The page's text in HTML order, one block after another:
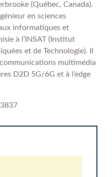
(Québec, Canada).
en sciences
informatiques et
à l’INSAT (Institut
et de Technologie). Il
multimédia
D2D 5G/6G et à l’edge